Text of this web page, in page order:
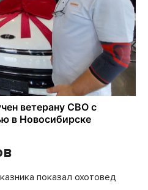
показал охотовед